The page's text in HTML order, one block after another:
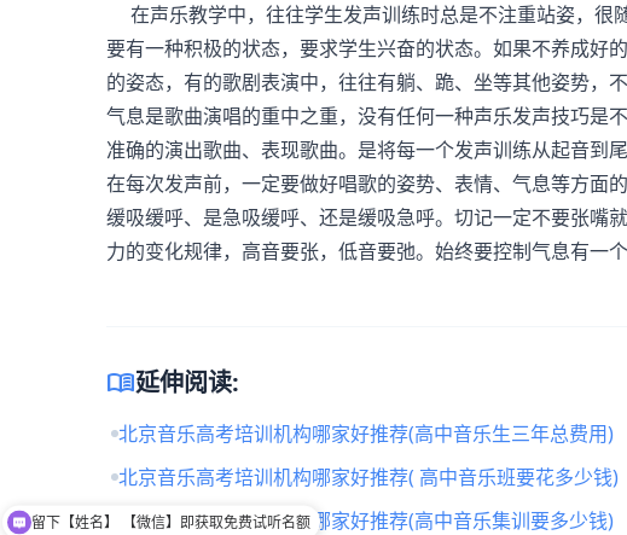
在声乐教学中，往往学生发声训练时总是不注重站姿，很
要有一种积极的状态，要求学生兴奋的状态。如果不养成好
的姿态，有的歌剧表演中，往往有躺、跪、坐等其他姿势，
气息是歌曲演唱的重中之重，没有任何一种声乐发声技巧是
准确的演出歌曲、表现歌曲。是将每一个发声训练从起音到
在每次发声前，一定要做好唱歌的姿势、表情、气息等方面
缓吸缓呼、是急吸缓呼、还是缓吸急呼。切记一定不要张嘴
力的变化规律，高音要张，低音要弛。始终要控制气息有一
menu_book延伸阅读:
北京音乐高考培训机构哪家好推荐(高中音乐生三年总费用)
北京音乐高考培训机构哪家好推荐( 高中音乐班要花多少钱)
北京音乐高考培训机构哪家好推荐(高中音乐集训要多少钱)